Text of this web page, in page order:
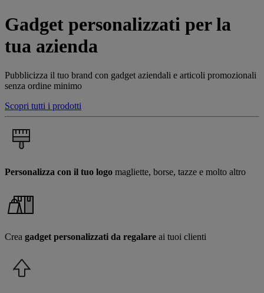
Gadget personalizzati per la
tua azienda
Pubblicizza il tuo brand con gadget aziendali e articoli promozionali
senza ordine minimo
Scopri tutti i prodotti
Personalizza con il tuo logo magliette, borse, tazze e molto altro
Crea gadget personalizzati da regalare ai tuoi clienti